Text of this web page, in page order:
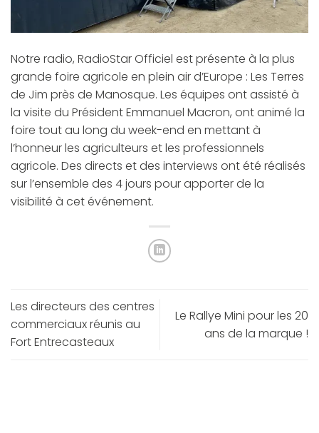
Notre radio, RadioStar Officiel est présente à la plus
grande foire agricole en plein air d’Europe : Les Terres
de Jim près de Manosque. Les équipes ont assisté à
la visite du Président Emmanuel Macron, ont animé la
foire tout au long du week-end en mettant à
l’honneur les agriculteurs et les professionnels
agricole. Des directs et des interviews ont été réalisés
sur l’ensemble des 4 jours pour apporter de la
visibilité à cet événement.
Les directeurs des centres
commerciaux réunis au
Fort Entrecasteaux
Le Rallye Mini pour les 20
ans de la marque !